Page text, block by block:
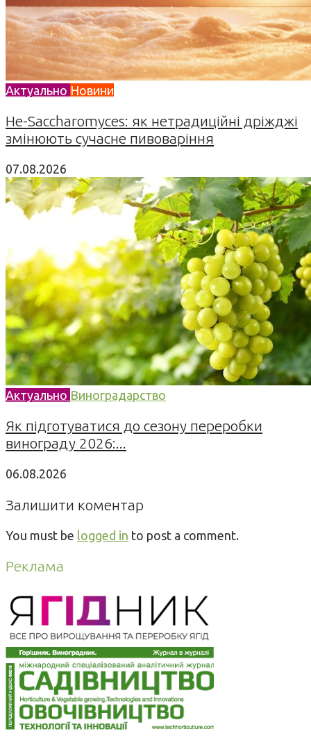
Актуально Новини
Не-Saccharomyces: як нетрадиційні дріжджі
змінюють сучасне пивоваріння
07.08.2026
Актуально Виноградарство
Як підготуватися до сезону переробки
винограду 2026:...
06.08.2026
Залишити коментар
You must be logged in to post a comment.
Реклама